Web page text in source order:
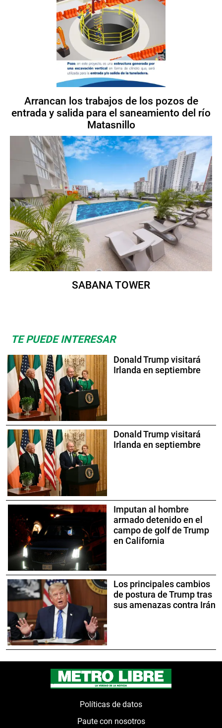
Arrancan los trabajos de los pozos de
entrada y salida para el saneamiento del río
Matasnillo
SABANA TOWER
TE PUEDE INTERESAR
Donald Trump visitará
Irlanda en septiembre
Donald Trump visitará
Irlanda en septiembre
Imputan al hombre
armado detenido en el
campo de golf de Trump
en California
Los principales cambios
de postura de Trump tras
sus amenazas contra Irán
Políticas de datos
Paute con nosotros